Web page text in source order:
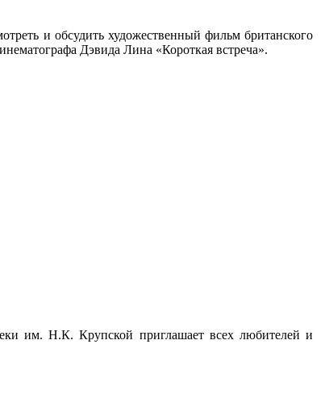
и обсудить художественный фильм британского
Дэвида Лина «Короткая встреча».
им. Н.К. Крупской приглашает всех любителей и